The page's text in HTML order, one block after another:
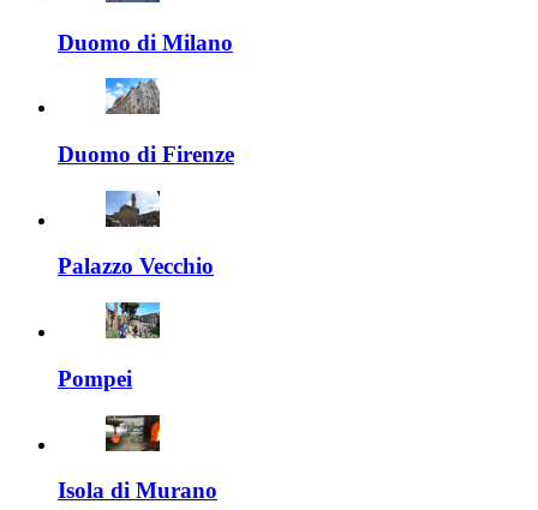
Duomo di Milano
Duomo di Firenze
Palazzo Vecchio
Pompei
Isola di Murano